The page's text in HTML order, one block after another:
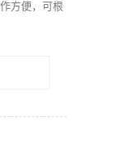
方便，可根